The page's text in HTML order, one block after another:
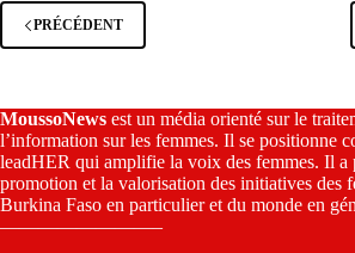
PRÉCÉDENT
MoussoNews est un média orienté sur le
l’information sur les femmes. Il se positionne
leadHER qui amplifie la voix des femmes. Il a
promotion et la valorisation des initiatives des
Burkina Faso en particulier et du monde en
————————–